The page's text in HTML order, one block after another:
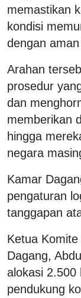
memastikan
kondisi
dengan
Arahan
prosedur
dan
memberikan
hingga
negara
Kamar
pengaturan
tanggapan
Ketua
Dagang,
alokasi 2.500
pendukung